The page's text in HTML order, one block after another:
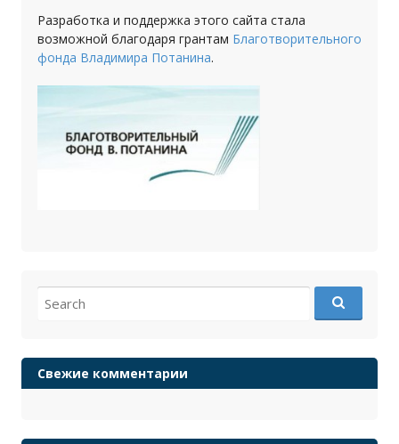
Разработка и поддержка этого сайта стала
возможной благодаря грантам Благотворительного
фонда Владимира Потанина.
for:
Свежие комментарии